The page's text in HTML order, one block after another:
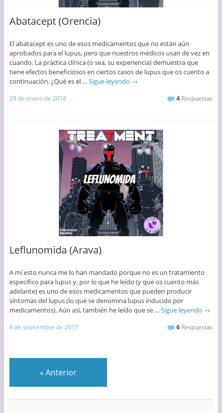
Abatacept (Orencia)
El abatacept es uno de esos medicamentos que no están aún
aprobados para el lupus, pero que nuestros médicos usan de vez en
cuando. La práctica clínica (o sea, su experiencia) demuestra que
tiene efectos beneficiosos en ciertos casos de lupus que os cuento a
continuación. ¿Qué es el … Sigue leyendo →
29 de enero de 2018 4 Respuestas
Leflunomida (Arava)
A mí esto nunca me lo han mandado porque no es un tratamiento
especifico para lupus y, por lo que he leído (y que os cuento más
adelante) es uno de esos medicamentos que pueden producir
síntomas del lupus (lo que se denomina lupus inducido por
medicamentos). Aún así, también he leído que se … Sigue leyendo →
4 de septiembre de 2017 6 Respuestas
« Anterior